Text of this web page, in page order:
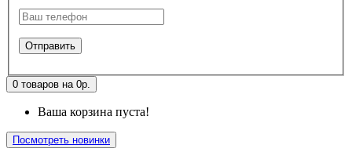
0 товаров на 0р.
Ваша корзина пуста!
Посмотреть новинки